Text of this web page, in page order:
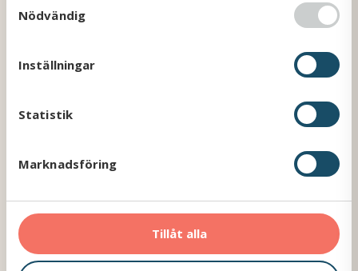
Nödvändig
Inställningar
Statistik
Marknadsföring
Tillåt alla